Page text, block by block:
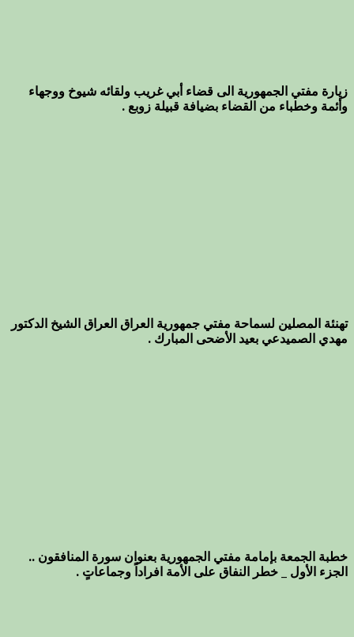
زيارة مفتي الجمهورية الى قضاء أبي غريب ولقائه شيوخ ووجهاء
وأئمة وخطباء من القضاء بضيافة قبيلة زوبع .
تهنئة المصلين لسماحة مفتي جمهورية العراق العراق الشيخ الدكتور
مهدي الصميدعي بعيد الأضحى المبارك .
خطبة الجمعة بإمامة مفتي الجمهورية بعنوان سورة المنافقون ..
الجزء الأول _ خطر النفاق على الأمة افراداً وجماعاتٍ .